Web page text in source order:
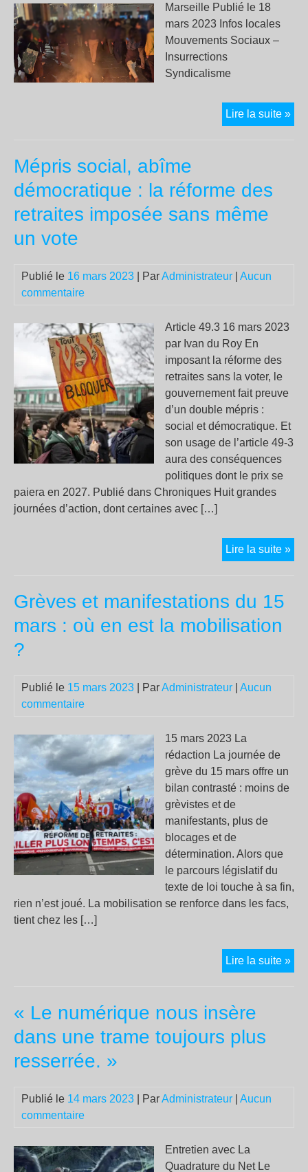
Marseille Publié le 18
mars 2023 Infos locales
Mouvements Sociaux –
Insurrections
Syndicalisme
Lire la suite »Le
Mépris social, abîme
démocratique : la réforme des
retraites imposée sans même
un vote
Publié le 16 mars 2023 | ParAdministrateur
Aucun
commentaire
Article 49.3 16 mars 2023
par Ivan du Roy En
imposant la réforme des
retraites sans la voter, le
gouvernement fait preuve
d’un double mépris :
social et démocratique. Et
son usage de l’article 49-3
aura des conséquences
politiques dont le prix se
paiera en 2027. Publié dans Chroniques Huit grandes
journées d’action, dont certaines avec […]
Lire la suite »
Grèves et manifestations du 15
mars : où en est la mobilisation
?
Publié le 15 mars 2023 | ParAdministrateur
Aucun
commentaire
15 mars 2023 La
rédaction La journée de
grève du 15 mars offre un
bilan contrasté : moins de
grèvistes et de
manifestants, plus de
blocages et de
détermination. Alors que
le parcours législatif du
texte de loi touche à sa fin,
rien n’est joué. La mobilisation se renforce dans les facs,
tient chez les […]
Lire la suite »
et
« Le numérique nous insère
dans une trame toujours plus
resserrée. »
Publié le 14 mars 2023 | ParAdministrateur
Aucun
commentaire
Entretien avec La
Quadrature du Net Le